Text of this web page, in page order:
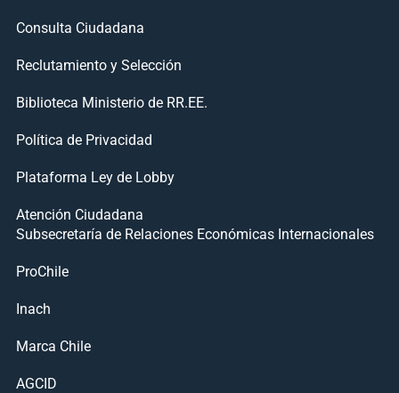
Consulta Ciudadana
Reclutamiento y Selección
Biblioteca Ministerio de RR.EE.
Política de Privacidad
Plataforma Ley de Lobby
Atención Ciudadana
Subsecretaría de Relaciones Económicas Internacionales
ProChile
Inach
Marca Chile
AGCID